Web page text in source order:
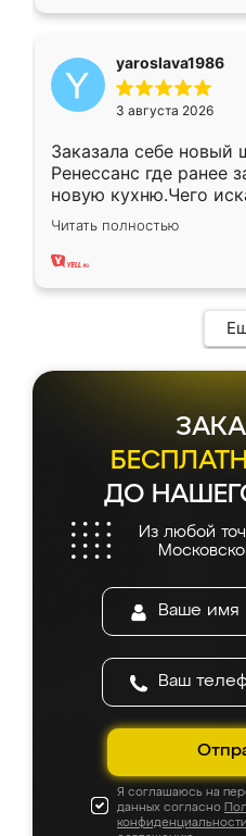
yaroslava1986
3 августа 2026
Заказала себе новый
Ренессанс где ранее
новую кухню.Чего
вполне довольна.
два года, нареканий
Читать полностью
ДО
Из любой
Я соглашаюсь на
данных согласно
конфиденциальности